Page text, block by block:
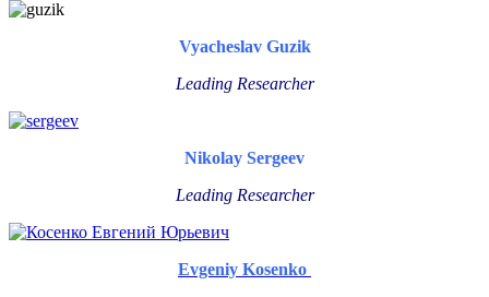
Vyacheslav Guzik
Leading Researcher
Nikolay Sergeev
Leading Researcher
Evgeniy Kosenko